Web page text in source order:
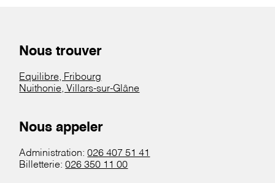
Nous trouver
Equilibre, Fribourg
Nuithonie, Villars-sur-Glâne
Nous appeler
Administration:026 407 51 41
Billetterie:026 350 11 00